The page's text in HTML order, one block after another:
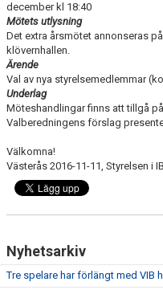
december kl 18:40
Mötets utlysning
Det extra årsmötet annonseras
klövernhallen.
Ärende
Val av nya styrelsemedlemmar
Underlag
Möteshandlingar finns att tillgå
Valberedningens förslag
Välkomna!
Västerås 2016-11-11, Styrelsen i
Nyhetsarkiv
Tre spelare har förlängt med VIB